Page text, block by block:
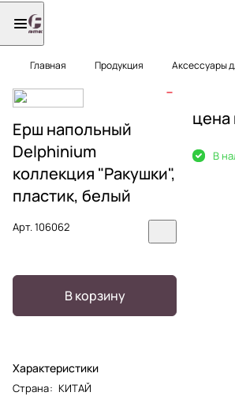
Главная Продукция Аксессуары
Ерш напольный
Delphinium
коллекция "Ракушки",
пластик, белый
Арт.106062
В корзину
Характеристики
Страна: КИТАЙ
цена
В